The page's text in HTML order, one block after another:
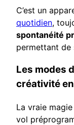
C’est un
quotidien,
spontanéité
permettant de
Les modes
créativité
La vraie
vol